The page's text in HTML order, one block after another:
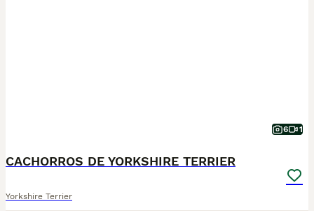
6 1
CACHORROS DE YORKSHIRE TERRIER
Yorkshire Terrier